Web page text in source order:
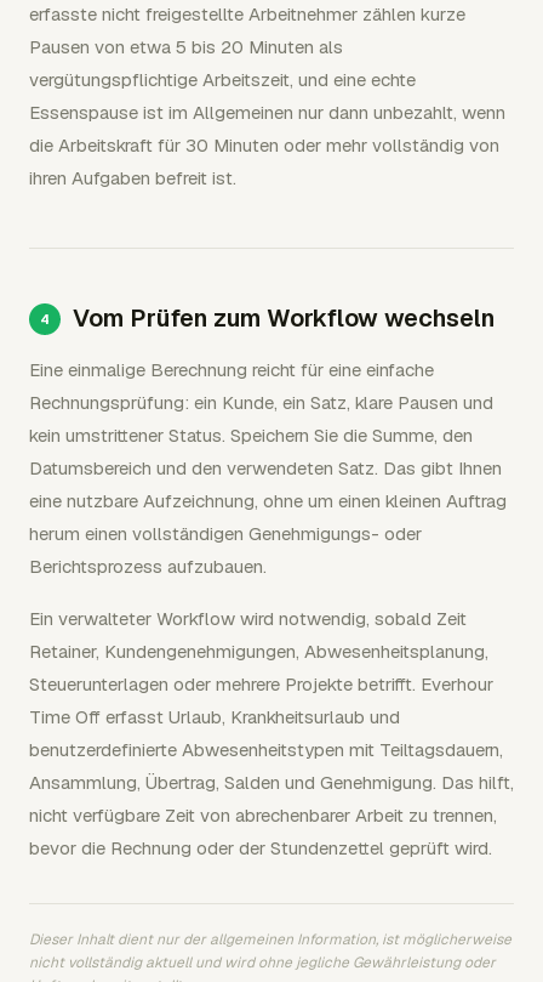
erfasste nicht freigestellte Arbeitnehmer zählen kurze
Pausen von etwa 5 bis 20 Minuten als
vergütungspflichtige Arbeitszeit, und eine echte
Essenspause ist im Allgemeinen nur dann unbezahlt, wenn
die Arbeitskraft für 30 Minuten oder mehr vollständig von
ihren Aufgaben befreit ist.
Vom Prüfen zum Workflow wechseln
Eine einmalige Berechnung reicht für eine einfache
Rechnungsprüfung: ein Kunde, ein Satz, klare Pausen und
kein umstrittener Status. Speichern Sie die Summe, den
Datumsbereich und den verwendeten Satz. Das gibt Ihnen
eine nutzbare Aufzeichnung, ohne um einen kleinen Auftrag
herum einen vollständigen Genehmigungs- oder
Berichtsprozess aufzubauen.
Ein verwalteter Workflow wird notwendig, sobald Zeit
Retainer, Kundengenehmigungen, Abwesenheitsplanung,
Steuerunterlagen oder mehrere Projekte betrifft. Everhour
Time Off erfasst Urlaub, Krankheitsurlaub und
benutzerdefinierte Abwesenheitstypen mit Teiltagsdauern,
Ansammlung, Übertrag, Salden und Genehmigung. Das hilft,
nicht verfügbare Zeit von abrechenbarer Arbeit zu trennen,
bevor die Rechnung oder der Stundenzettel geprüft wird.
Dieser Inhalt dient nur der allgemeinen Information, ist möglicherweise
nicht vollständig aktuell und wird ohne jegliche Gewährleistung oder